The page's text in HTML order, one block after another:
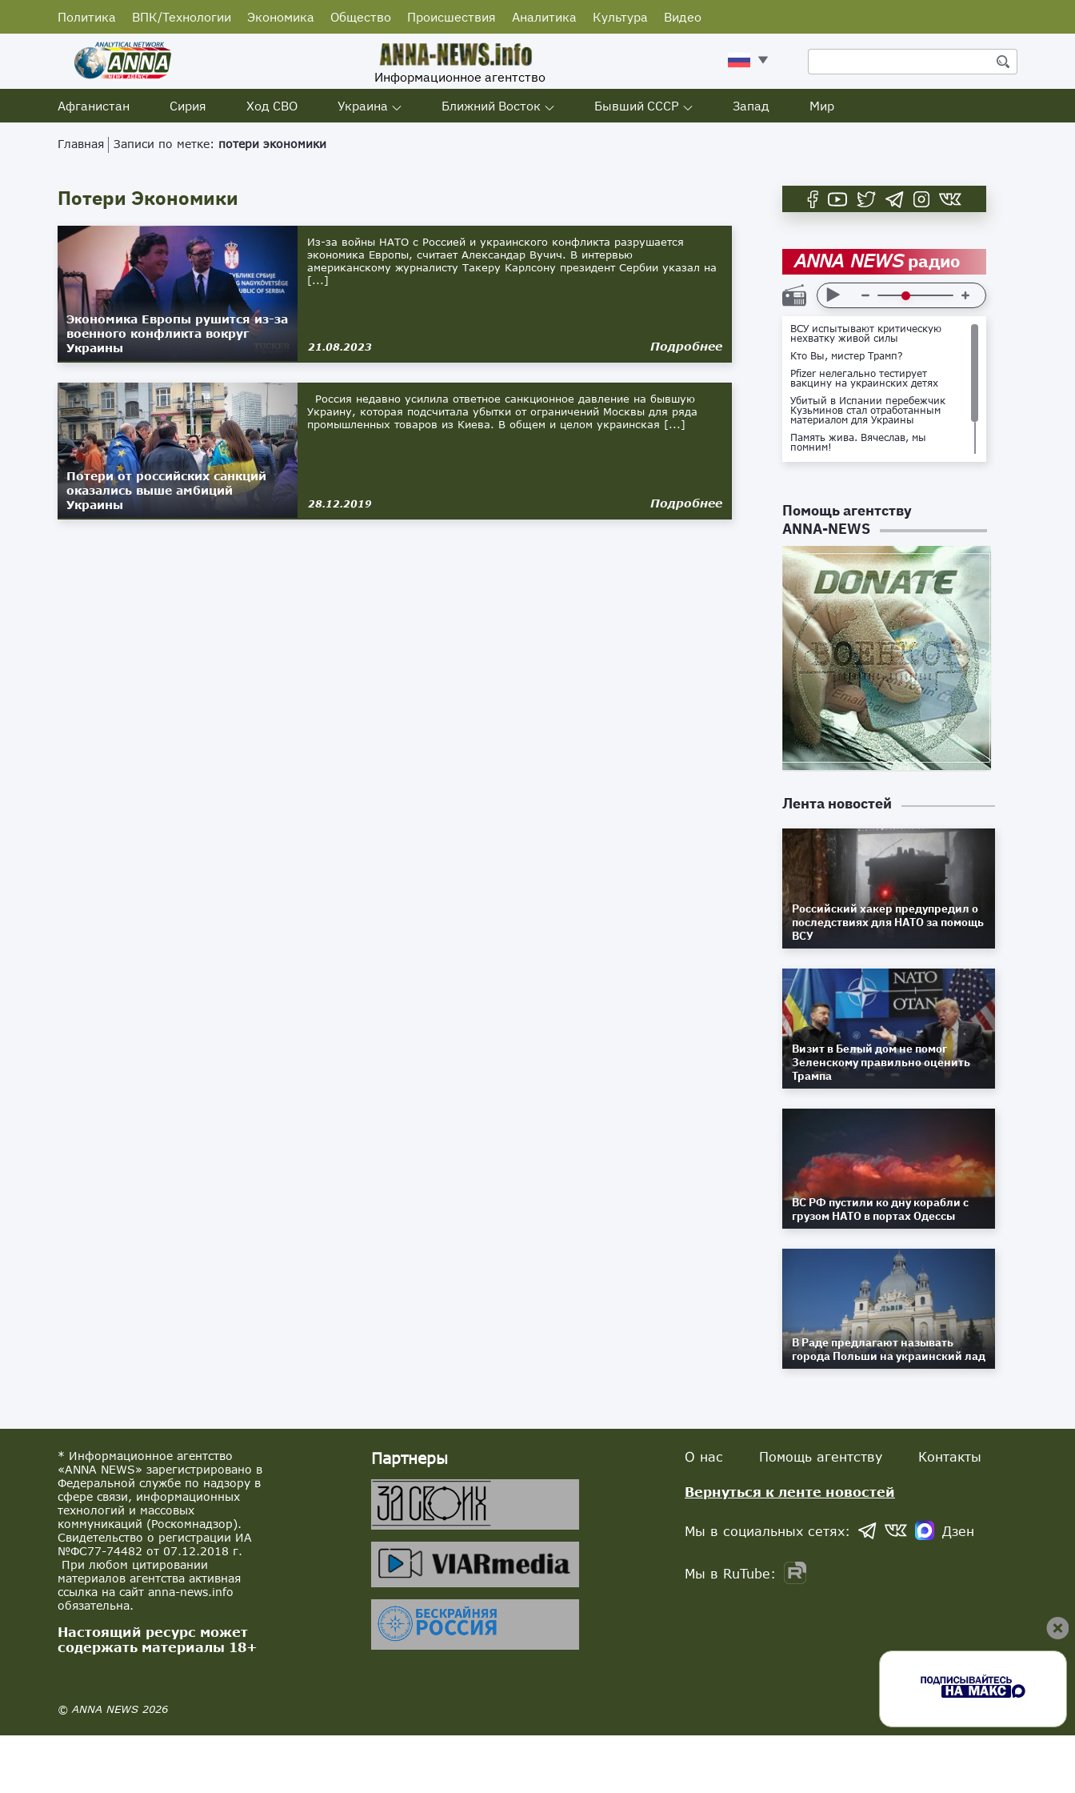
Политика ВПК/Технологии Экономика Общество Происшествия Аналитика Культура Видео
Информационное агентство
Афганистан
Сирия Ход СВО Украина Ближний Восток Бывший СССР Запад Мир
Главная Записи по метке: потери экономики
Потери Экономики
Экономика Европы рушится из-за
военного конфликта вокруг
Украины
Из-за войны НАТО с Россией и украинского конфликта разрушается
экономика Европы, считает Александар Вучич. В интервью
американскому журналисту Такеру Карлсону президент Сербии указал на
[...]
21.08.2023 Подробнее
Потери от российских санкций
оказались выше амбиций
Украины
Россия недавно усилила ответное санкционное давление на бывшую
Украину, которая подсчитала убытки от ограничений Москвы для ряда
промышленных товаров из Киева. В общем и целом украинская [...]
28.12.2019 Подробнее
ANNA NEWSрадио
ВСУ испытывают критическую
нехватку живой силы
Кто Вы, мистер Трамп?
Pfizer нелегально тестирует
вакцину на украинских детях
Убитый в Испании перебежчик
Кузьминов стал отработанным
материалом для Украины
Память жива. Вячеслав, мы
помним!
Не доставайся ты никому!
Помощь агентству
ANNA-NEWS
Лента новостей
Российский хакер предупредил о
последствиях для НАТО за помощь
ВСУ
Визит в Белый дом не помог
Зеленскому правильно оценить
Трампа
ВС РФ пустили ко дну корабли с
грузом НАТО в портах Одессы
В Раде предлагают называть
города Польши на украинский лад
* Информационное агентство
«ANNA NEWS» зарегистрировано в
Федеральной службе по надзору в
сфере связи, информационных
технологий и массовых
коммуникаций (Роскомнадзор).
Свидетельство о регистрации ИА
№ФС77-74482 от 07.12.2018 г.
При любом цитировании
материалов агентства активная
ссылка на сайт anna-news.info
обязательна.
Настоящий ресурс может
содержать материалы 18+
© ANNA NEWS 2026
Партнеры О нас Помощь агентству Контакты
Вернуться к ленте новостей
Мы в социальных сетях: Дзен
Мы в RuTube: